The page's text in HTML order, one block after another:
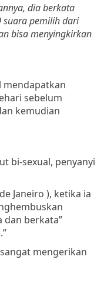
, diaberkata
suarapemilihdari
bisamenyingkirkan
mendapatkan
sebelum
kemudian
bi-sexual, penyanyi
Janeiro ), ketika ia
dan berkata”
.”
sangat mengerikan